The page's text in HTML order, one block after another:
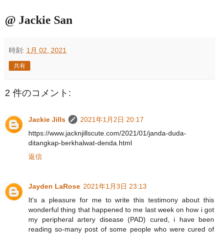
@ Jackie San
時刻: 1月 02, 2021
共有
2 件のコメント:
Jackie Jills
2021年1月2日 20:17
https://www.jacknjillscute.com/2021/01/janda-duda-
ditangkap-berkhalwat-denda.html
返信
Jayden LaRose 2021年1月3日 23:13
It's a pleasure for me to write this testimony about this
wonderful thing that happened to me last week on how i got
my peripheral artery disease (PAD) cured, i have been
reading so-many post of some people who were cured of